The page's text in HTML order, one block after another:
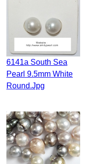
6141a South Sea
Pearl 9.5mm White
Round.jpg